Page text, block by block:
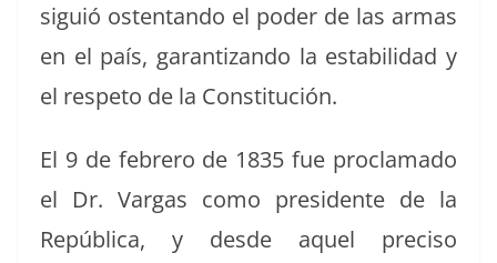
sigu­ió osten­tan­do el poder de las armas
en el país, garan­ti­zan­do la esta­bil­i­dad y
el respeto de la Constitución.
El 9 de febrero de 1835 fue procla­ma­do
el Dr. Var­gas como pres­i­dente de la
Repúbli­ca, y des­de aquel pre­ciso